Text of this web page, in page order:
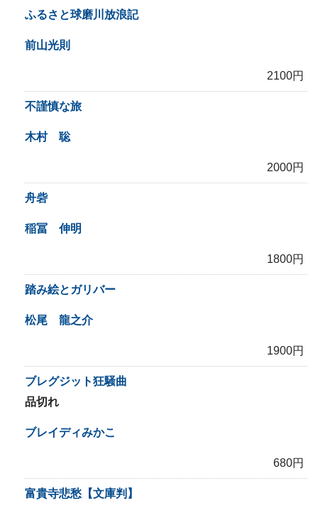
ふるさと球磨川放浪記
前山光則
2100円
不謹慎な旅
木村 聡
2000円
舟砦
稲冨 伸明
1800円
踏み絵とガリバー
松尾 龍之介
1900円
ブレグジット狂騒曲
品切れ
ブレイディみかこ
680円
富貴寺悲愁【文庫判】